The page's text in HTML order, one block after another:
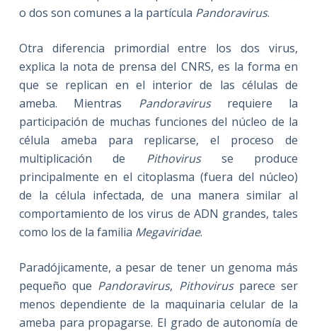
o dos son comunes a la partícula Pandoravirus.
Otra diferencia primordial entre los dos virus,
explica la nota de prensa del CNRS, es la forma en
que se replican en el interior de las células de
ameba. Mientras Pandoravirusrequiere la
participación de muchas funciones del núcleo de la
célula ameba para replicarse, el proceso de
multiplicación de Pithovirusse produce
principalmente en el citoplasma (fuera del núcleo)
de la célula infectada, de una manera similar al
comportamiento de los virus de ADN grandes, tales
como los de la familia Megaviridae.
Paradójicamente, a pesar de tener un genoma más
pequeño que Pandoravirus, Pithovirusparece ser
menos dependiente de la maquinaria celular de la
ameba para propagarse. El grado de autonomía de